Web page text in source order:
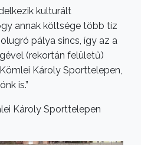
kulturált
annak költsége több tíz
pálya sincs, így az a
(rekortán felületű)
Károly Sporttelepen,
is.”
Károly Sporttelepen